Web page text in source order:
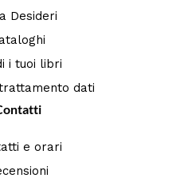
Desideri
i tuoi libri
dati
e orari